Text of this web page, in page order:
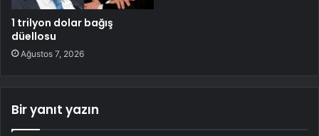
1 trilyon dolar bağış
düellosu
Ağustos 7, 2026
Bir yanıt yazın